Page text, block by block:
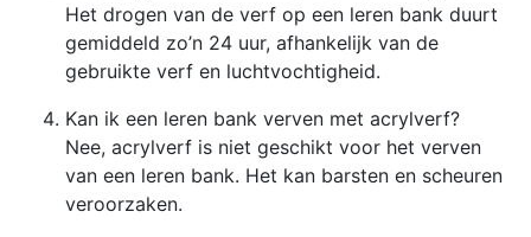
Het drogen van de verf op een leren bank duurt
gemiddeld zo’n 24 uur, afhankelijk van de
gebruikte verf en luchtvochtigheid.
Kan ik een leren bank verven met acrylverf?
Nee, acrylverf is niet geschikt voor het verven
van een leren bank. Het kan barsten en scheuren
veroorzaken.